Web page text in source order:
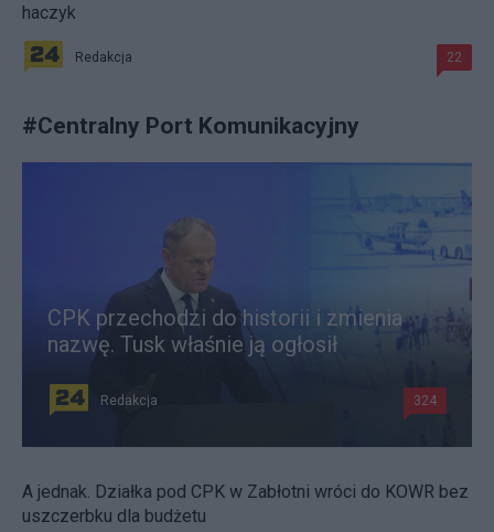
haczyk
Redakcja 22
#Centralny Port Komunikacyjny
CPK przechodzi do historii i zmienia
nazwę. Tusk właśnie ją ogłosił
Redakcja 324
A jednak. Działka pod CPK w Zabłotni wróci do KOWR bez
uszczerbku dla budżetu